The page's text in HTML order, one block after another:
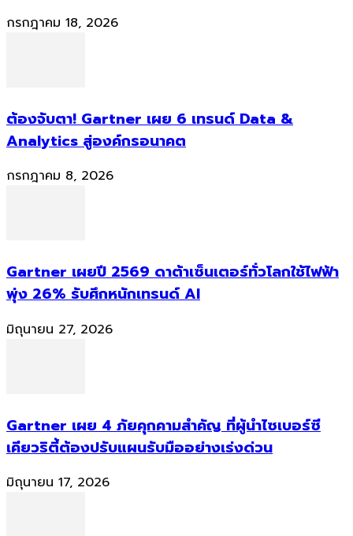
กรกฎาคม 18, 2026
ต้องจับตา! Gartner เผย 6 เทรนด์ Data &
Analytics สู่องค์กรอนาคต
กรกฎาคม 8, 2026
Gartner เผยปี 2569 ดาต้าเซ็นเตอร์ทั่วโลกใช้ไฟฟ้า
พุ่ง 26% รับศึกหนักเทรนด์ AI
มิถุนายน 27, 2026
Gartner เผย 4 ภัยคุกคามสำคัญ ที่ผู้นำไซเบอร์ซี
เคียวริตี้ต้องปรับแผนรับมืออย่างเร่งด่วน
มิถุนายน 17, 2026